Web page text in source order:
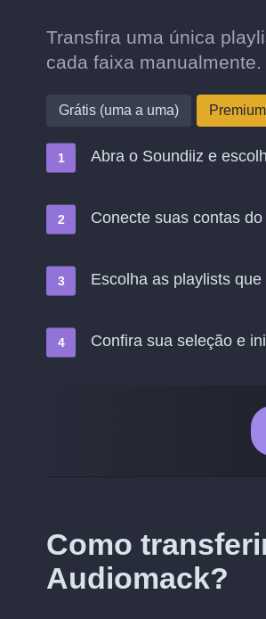
Transfira uma única
cada faixa manualmente.
Grátis (uma a uma)
Abra o Soundiiz e
Conecte suas contas
Escolha as playlists
Confira sua seleção e
Como
Audiomack?